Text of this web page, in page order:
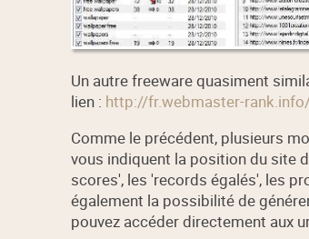
Un autre freeware quasiment
lien : http://fr.webmaster-
Comme le précédent, plusieurs
vous indiquent la position du site
scores', les 'records égalés', les
également la possibilité de
pouvez accéder directement aux